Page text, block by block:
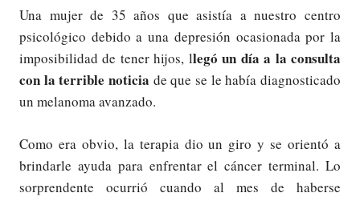
Una mujer de 35 años que asistía a nuestro centro
psicológico debido a una depresión ocasionada por la
imposibilidad de tener hijos, llegó un día a la consulta
con la terrible noticia de que se le había diagnosticado
un melanoma avanzado.
Como era obvio, la terapia dio un giro y se orientó a
brindarle ayuda para enfrentar el cáncer terminal. Lo
sorprendente ocurrió cuando al mes de haberse